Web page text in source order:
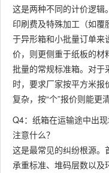
这是两种不同的计价逻辑
印刷费及特殊加工（如
于异形箱和小批量订单来
价，则更侧重于纸板的材
批量的常规标准箱。对于
时，要求厂家按平方米
复杂，按“个”报价则能更
Q4：纸箱在运输途中出
注意什么？
这是最常见的纠纷根源。
承重标准、堆码层数以及